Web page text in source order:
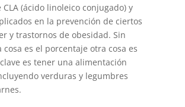
(ácido linoleico conjugado) y
en la prevención de ciertos
y trastornos de obesidad. Sin
es el porcentaje otra cosa es
es tener una alimentación
verduras y legumbres